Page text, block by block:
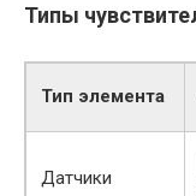
Типы
Тип элемента
Датчики